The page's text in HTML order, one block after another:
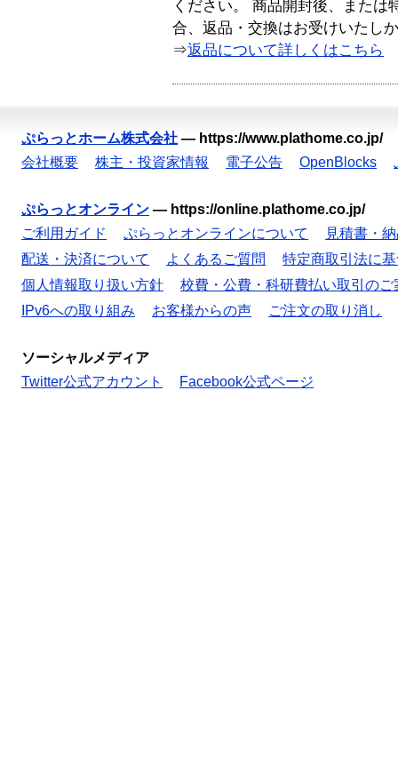
ください。 商品開封後、または
合、返品・交換はお受けいたし
⇒返品について詳しくはこちら
ぷらっとホーム株式会社 — https://www.plathome.co.jp/
会社概要
株主・投資家情報 電子公告 OpenBlocks
ぷらっとオンライン — https://online.plathome.co.jp/
ご利用ガイド
ぷらっとオンラインについて
見積書・
配送・決済について
よくあるご質問
特定商取引法に
個人情報取り扱い方針
校費・公費・科研費払い取引のご
IPv6への取り組み
お客様からの声 ご注文の取り消し
ソーシャルメディア
Twitter公式アカウント
Facebook公式ページ